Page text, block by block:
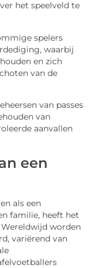
het speelveld te
spelers
waarbij
en zich
van de
van passes
van
aanvallen
een
als een
familie, heeft het
worden
variërend van